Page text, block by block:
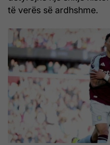
të verës së ardhshme.